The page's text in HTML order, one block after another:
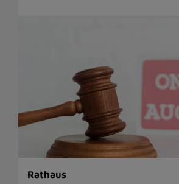
Rathaus